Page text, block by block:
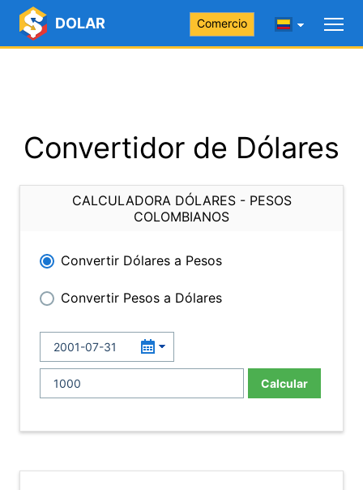
DOLAR Comercio
Convertidor de Dólares
CALCULADORA DÓLARES - PESOS
COLOMBIANOS
Convertir Dólares a Pesos
Convertir Pesos a Dólares
Calcular